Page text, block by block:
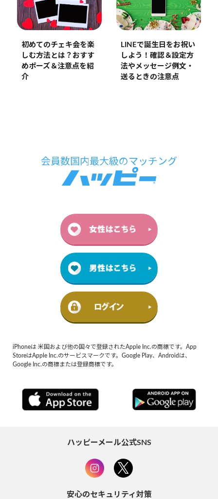
初めてのチェキ会を楽
しむ方法とは？おすす
めポーズ＆注意点を紹
介
LINEで誕生日をお祝い
しよう！確認＆設定方
法やメッセージ例文・
送るときの注意点
iPhoneは 米国および他の国々で登録されたApple Inc.の商標です。App
StoreはApple Inc.のサービスマークです。Google Play、Androidは、
Google Inc.の商標または登録商標です。
ハッピーメール公式SNS
安心のセキュリティ対策